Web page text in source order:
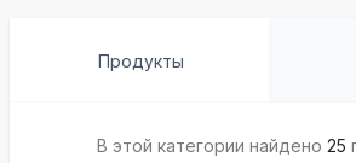
Продукты
В этой категории найдено 25